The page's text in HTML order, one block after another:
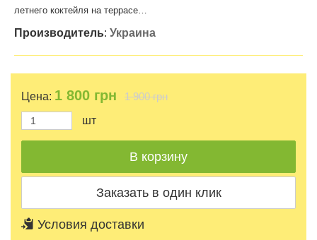
летнего коктейля на террасе…
Производитель: Украина
Цена: 1 800 грн
1 900 грн
шт
Условия доставки